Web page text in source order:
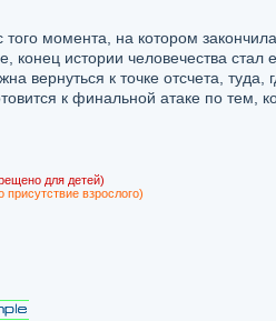
момента, на котором
конец истории человечества
вернуться к точке отсчета, туда,
к финальной атаке по тем,
для детей)
взрослого)